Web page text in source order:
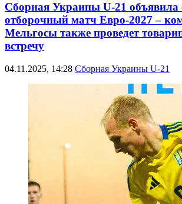
Сборная Украины U-21 объявила
отборочный матч Евро-2027 –
Мельгосы также проведет
встречу
04.11.2025, 14:28 Сборная Украины U-21